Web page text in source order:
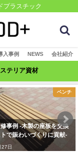
プラスチック
入事例 NEWS 会社紹介
テリア資材
ベンチ
事例 -木製の座板を交換
で賑わいづくりに貢献-
27日